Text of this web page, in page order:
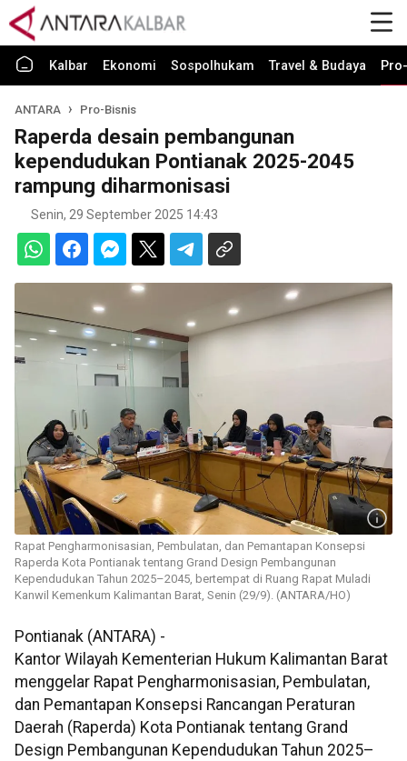
Kalbar Ekonomi Sospolhukam Travel & Budaya
ANTARA Pro-Bisnis
Raperda desain pembangunan
kependudukan Pontianak 2025-2045
rampung diharmonisasi
Senin, 29 September 2025 14:43
Rapat Pengharmonisasian, Pembulatan, dan Pemantapan Konsepsi
Raperda Kota Pontianak tentang Grand Design Pembangunan
Kependudukan Tahun 2025–2045, bertempat di Ruang Rapat Muladi
Kanwil Kemenkum Kalimantan Barat, Senin (29/9). (ANTARA/HO)
Pontianak (ANTARA) -
Kantor Wilayah Kementerian Hukum Kalimantan Barat
menggelar Rapat Pengharmonisasian, Pembulatan,
dan Pemantapan Konsepsi Rancangan Peraturan
Daerah (Raperda) Kota Pontianak tentang Grand
Design Pembangunan Kependudukan Tahun 2025–